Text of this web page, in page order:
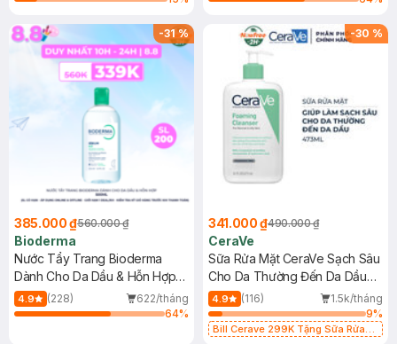
-31%
385.000 ₫560.000 ₫
Bioderma
Nước Tẩy Trang Bioderma
Dành Cho Da Dầu & Hỗn Hợp
500ml
4.9 (228)
622/tháng
64%
-30 %
341.000 ₫490.000 ₫
CeraVe
Sữa Rửa Mặt CeraVe Sạch Sâu
Cho Da Thường Đến Da Dầu
473ml
4.9 (116)
1.5k/tháng
9%
Bill Cerave 299K Tặng Sữa Rửa